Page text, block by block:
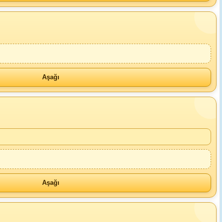
Aşağı
Aşağı